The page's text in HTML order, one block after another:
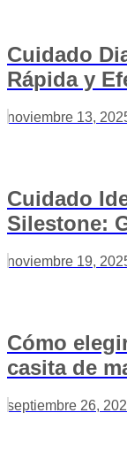
Cuidado
Rápida y
noviembre 13,
Cuidado
Silestone:
noviembre 19,
Cómo
casita de
septiembre 26,